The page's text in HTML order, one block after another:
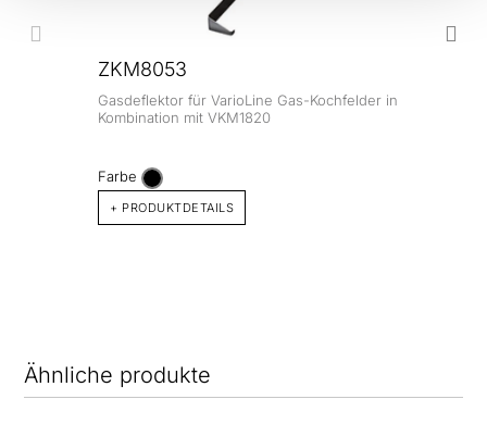
ZKM8053
Gasdeflektor für VarioLine Gas-Kochfelder in
Kombination mit VKM1820
Farbe
+ PRODUKTDETAILS
Ähnliche produkte